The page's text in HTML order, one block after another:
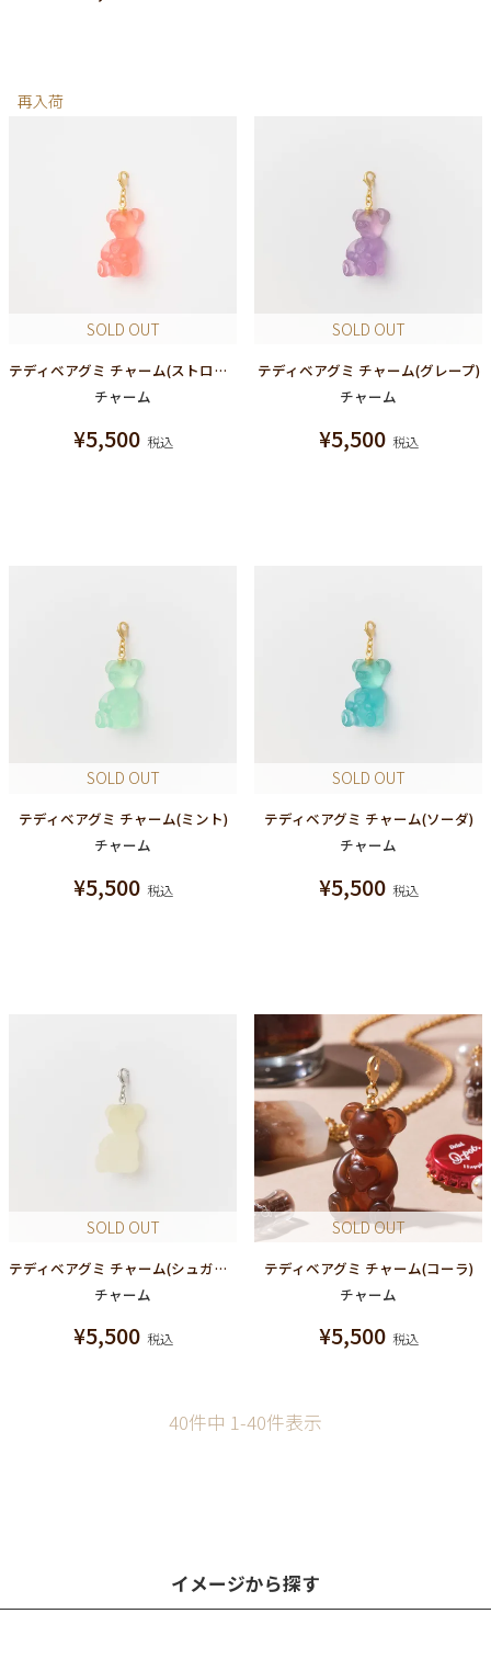
再入荷
SOLD OUT
テディベアグミ チャーム(ストロベリー)
チャーム
¥5,500 税込
SOLD OUT
テディベアグミ チャーム(グレープ)
チャーム
¥5,500 税込
SOLD OUT
テディベアグミ チャーム(ミント)
チャーム
¥5,500 税込
SOLD OUT
テディベアグミ チャーム(ソーダ)
チャーム
¥5,500 税込
SOLD OUT
テディベアグミ チャーム(シュガースノー)
チャーム
¥5,500 税込
SOLD OUT
テディベアグミ チャーム(コーラ)
チャーム
¥5,500 税込
40件中 1-40件表示
イメージから探す